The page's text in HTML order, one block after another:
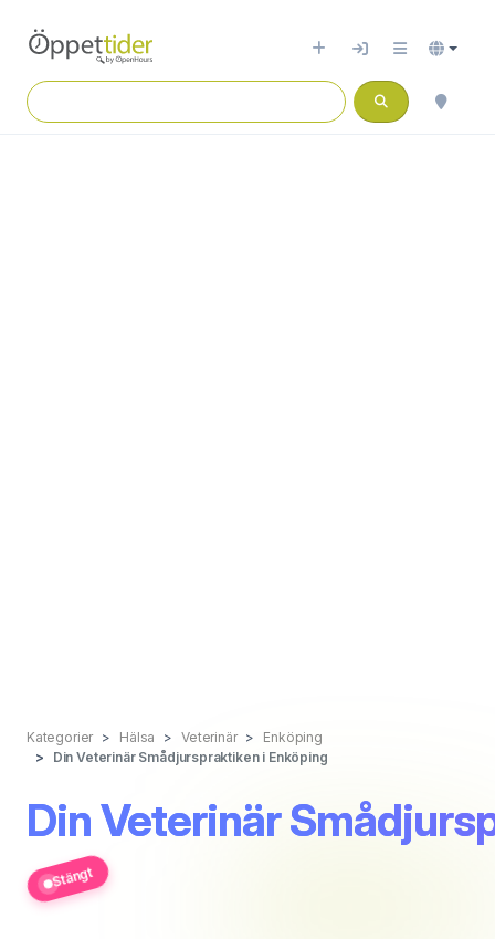
Kategorier Hälsa Veterinär
Enköping
Din Veterinär Smådjurspraktiken i Enköping
Din Veterinär
Stängt